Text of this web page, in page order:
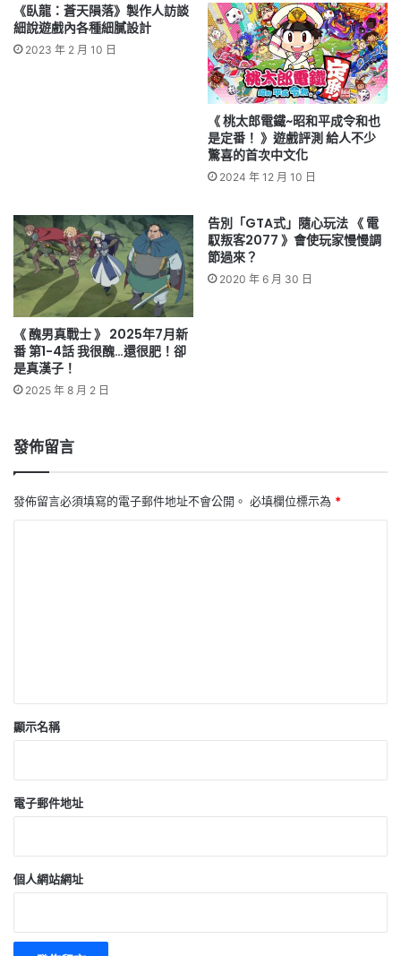
《臥龍：蒼天隕落》製作人訪談
細說遊戲內各種細膩設計
2023 年 2 月 10 日
《 桃太郎電鐵~昭和平成令和也
是定番！ 》遊戲評測 給人不少
驚喜的首次中文化
2024 年 12 月 10 日
《 醜男真戰士 》 2025年7月新
番 第1-4話 我很醜…還很肥！卻
是真漢子！
2025 年 8 月 2 日
告別「GTA式」隨心玩法 《 電
馭叛客2077 》會使玩家慢慢調
節過來？
2020 年 6 月 30 日
發佈留言
發佈留言必須填寫的電子郵件地址不會公開。 必填欄位標示為 *
顯示名稱
電子郵件地址
個人網站網址